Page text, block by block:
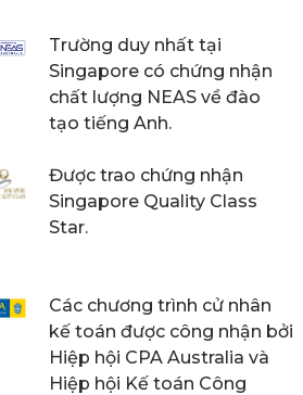
Trường duy nhất tại
Singapore có chứng nhận
chất lượng NEAS về đào
tạo tiếng Anh.
Được trao chứng nhận
Singapore Quality Class
Star.
Các chương trình cử nhân
kế toán được công nhận bởi
Hiệp hội CPA Australia và
Hiệp hội Kế toán Công